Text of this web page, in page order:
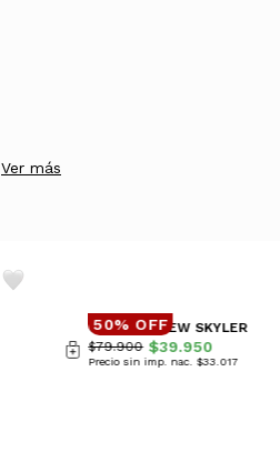
Ver más
50% OFF
CAMPERA NEW SKYLER
$79.900 $39.950
Precio sin imp. nac. $33.017